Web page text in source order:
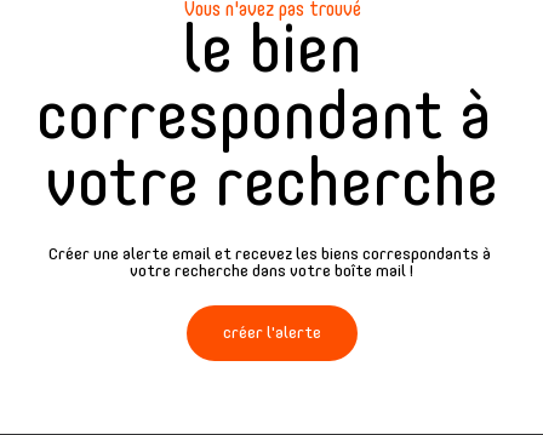
Vous n'avez pas trouvé
le bien
correspondant à
votre recherche
Créer une alerte email et recevez les biens correspondants à
votre recherche dans votre boîte mail !
créer l'alerte